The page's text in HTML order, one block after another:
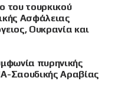
του τουρκικού
Ασφάλειας
Ουκρανία και
πυρηνικής
Σαουδικής Αραβίας